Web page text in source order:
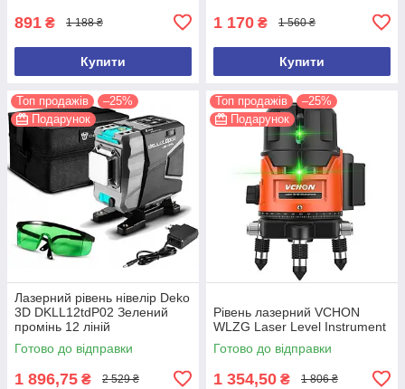
891 ₴ 1 188 ₴
Купити
1 170 ₴ 1 560 ₴
Купити
Топ продажів
–25%
Подарунок
Лазерний рівень нівелір Deko
3D DKLL12tdP02 Зелений
промінь 12 ліній
Готово до відправки
1 896,75 ₴ 2 529 ₴
Топ продажів
–25%
Подарунок
Рівень лазерний VCHON
WLZG Laser Level Instrument
Готово до відправки
1 354,50 ₴ 1 806 ₴